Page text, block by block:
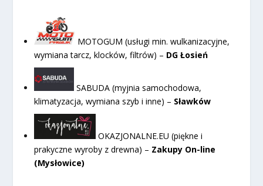
MOTOGUM (usługi min. wulkanizacyjne,
wymiana tarcz, klocków, filtrów) – DG Łosień
SABUDA (myjnia samochodowa,
klimatyzacja, wymiana szyb i inne) – Sławków
OKAZJONALNE.EU (piękne i
prakyczne wyroby z drewna) – Zakupy On-line
(Mysłowice)